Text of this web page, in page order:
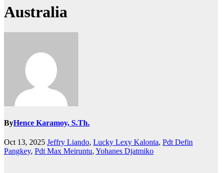
Australia
ByHence Karamoy, S.Th.
Oct 13, 2025 Jeffry Liando, Lucky Lexy Kalonta, Pdt Defin
Pangkey, Pdt Max Meiruntu, Yohanes Djatmiko